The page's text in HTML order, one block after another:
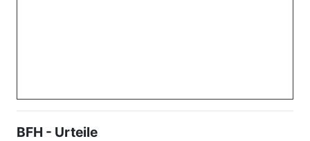
BFH - Urteile